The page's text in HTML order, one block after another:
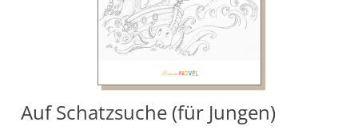
Auf Schatzsuche (für Jungen)